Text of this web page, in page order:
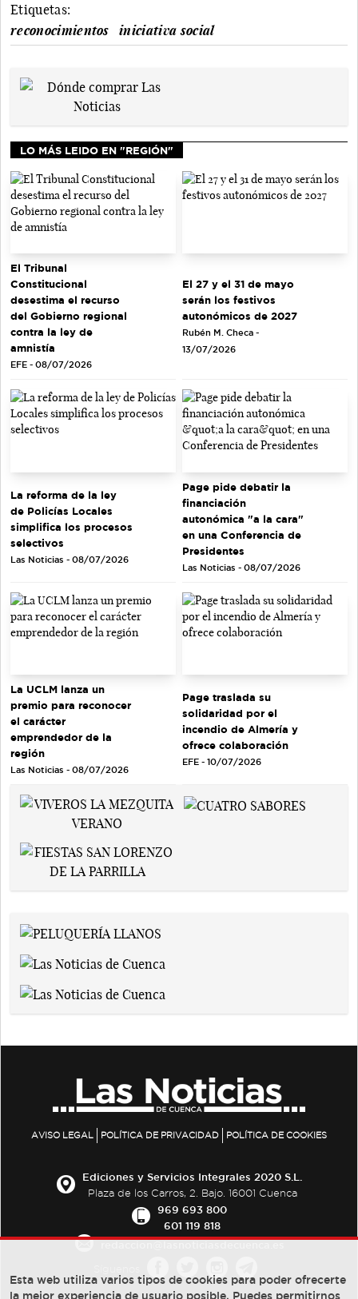
Etiquetas:
reconocimientos
iniciativa social
LO MÁS LEIDO EN "REGIÓN"
El Tribunal
Constitucional
desestima el recurso
del Gobierno regional
contra la ley de
amnistía
EFE - 08/07/2026
El 27 y el 31 de mayo
serán los festivos
autonómicos de 2027
Rubén M. Checa -
13/07/2026
La reforma de la ley
de Policías Locales
simplifica los procesos
selectivos
Las Noticias - 08/07/2026
Page pide debatir la
financiación
autonómica "a la cara"
en una Conferencia de
Presidentes
Las Noticias - 08/07/2026
La UCLM lanza un
premio para reconocer
el carácter
emprendedor de la
región
Las Noticias - 08/07/2026
Page traslada su
solidaridad por el
incendio de Almería y
ofrece colaboración
EFE - 10/07/2026
AVISO LEGAL POLÍTICA DE PRIVACIDAD POLÍTICA DE COOKIES
Ediciones y Servicios Integrales 2020 S.L.
Plaza de los Carros, 2. Bajo. 16001 Cuenca
969 693 800
601 119 818
Esta web utiliza varios tipos de cookies para poder ofrecerte
la mejor experiencia de usuario posible, Puedes permitirnos